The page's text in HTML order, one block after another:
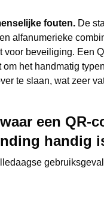
fouten. De
alfanumerieke
voor beveiliging. Een
om het handmatig
te slaan, wat zeer
een QR-
handig